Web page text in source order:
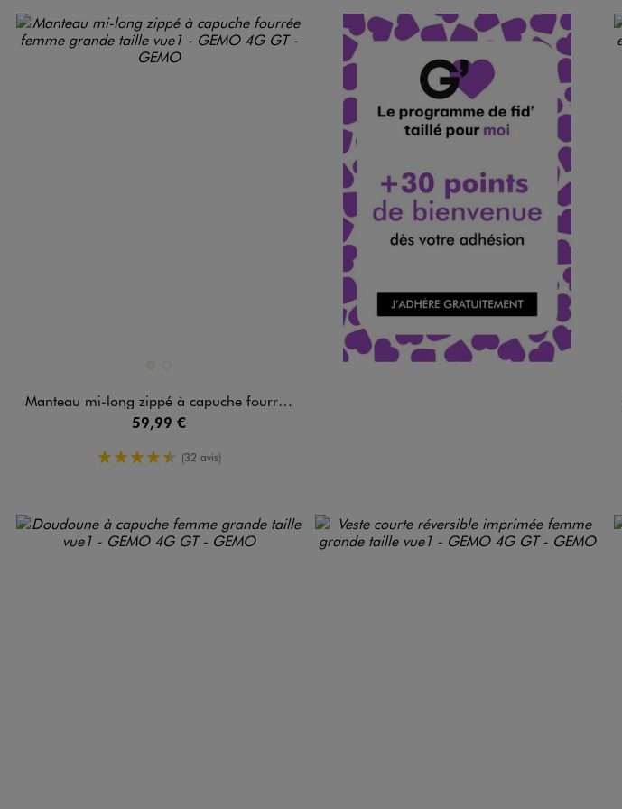
Manteau mi-long zippé à capuche fourrée femme grande taille
59,99 €
4.5/5 de moyenne
(32 avis)